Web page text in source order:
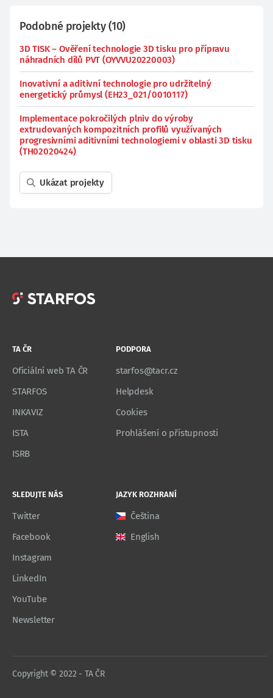
Podobné projekty(10)
3D TISK – Ověření technologie 3D tisku pro přípravu
náhradních dílů PVT (OYVVU20220003)
Inovativní a aditivní technologie pro udržitelný
energetický průmysl (EH23_021/0010117)
Implementace pokročilých plniv do výroby
extrudovaných kompozitních profilů využívaných
progresivními aditivními technologiemi v oblasti 3D tisku
(TH02020424)
Ukázat projekty
TA ČR
Oficiální web TA ČR
STARFOS
INKAVIZ
ISTA
ISRB
PODPORA
starfos@tacr.cz
Helpdesk
Cookies
Prohlášení o přístupnosti
SLEDUJTE NÁS
Twitter
Facebook
Instagram
LinkedIn
YouTube
Newsletter
JAZYK ROZHRANÍ
Čeština
English
Copyright © 2022 - TA ČR